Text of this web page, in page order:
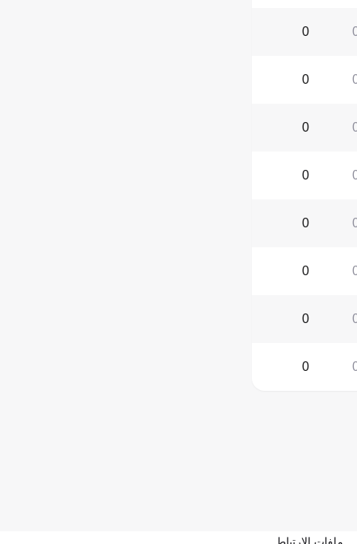
0
0
0
0
0
0
0
0
ملفات الارتباط